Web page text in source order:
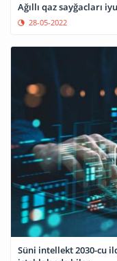
Ağıllı qaz sayğacları
28-05-2022
Süni intellekt 2030-cu